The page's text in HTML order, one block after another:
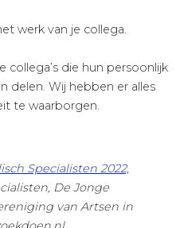
werk van je collega.
collega’s die hun persoonlijk
delen. Wij hebben er alles
te waarborgen.
Specialisten 2022,
De Jonge
van Artsen in